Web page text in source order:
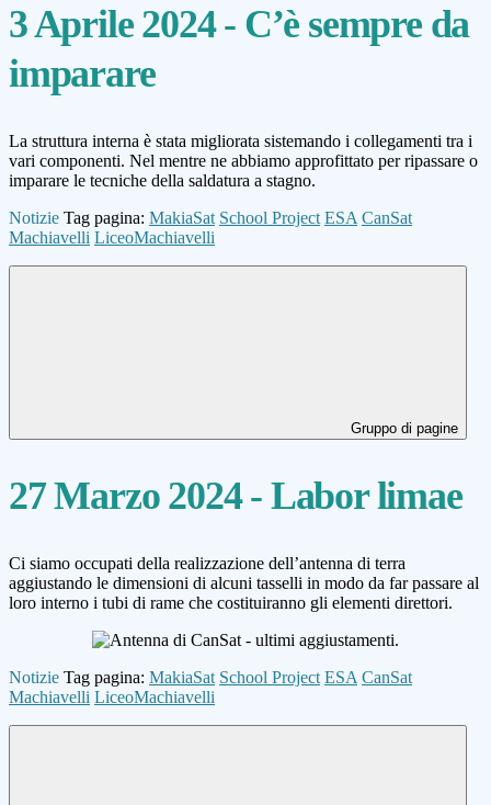
3 Aprile 2024 - C’è sempre da
imparare
La struttura interna è stata migliorata sistemando i collegamenti tra i
vari componenti. Nel mentre ne abbiamo approfittato per ripassare o
imparare le tecniche della saldatura a stagno.
Notizie Tag pagina: MakiaSat School Project ESA CanSat
Machiavelli LiceoMachiavelli
Gruppo di pagine
27 Marzo 2024 - Labor limae
Ci siamo occupati della realizzazione dell’antenna di terra
aggiustando le dimensioni di alcuni tasselli in modo da far passare al
loro interno i tubi di rame che costituiranno gli elementi direttori.
Notizie Tag pagina: MakiaSat School Project ESA CanSat
Machiavelli LiceoMachiavelli